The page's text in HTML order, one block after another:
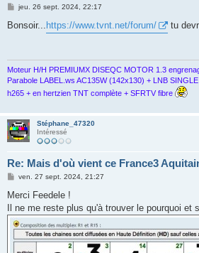
M
s
jeu. 26 sept. 2024, 22:17
Bonsoir... https://www.tvnt.net/forum/ tu
Moteur H/H PREMIUMX DISEQC MOTOR 1.3
Parabole LABEL.ws AC135W (142x130) + LNB
h265 + en hertzien TNT complète + SFRTV fibre
Stéphane_47320
Intéressé
Re: Mais d'où vient ce France3
M
s
a
g
e
ven. 27 sept. 2024, 21:27
Merci Feedele !
Il ne me reste plus qu'à trouver le pourquoi et